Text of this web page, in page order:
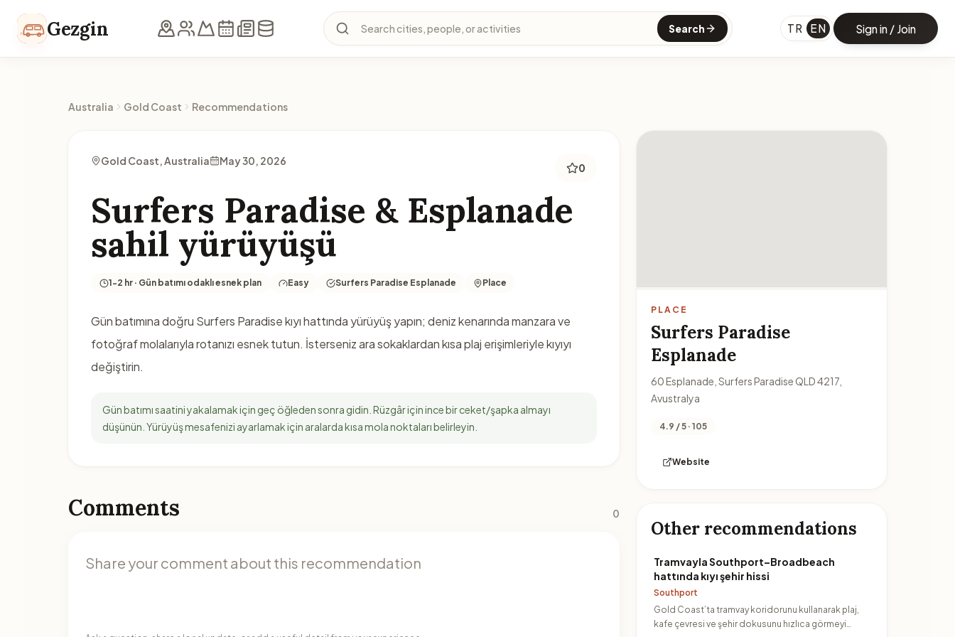
Gezgin Search cities, people, or activities Search TR EN Sign in / Join
Australia Gold Coast Recommendations
Gold Coast, Australia May 30, 2026
0
Surfers Paradise & Esplanade
sahil yürüyüşü
1-2 hr · Gün batımı odaklı esnek plan Easy Surfers Paradise Esplanade Place
Gün batımına doğru Surfers Paradise kıyı hattında yürüyüş yapın; deniz kenarında manzara ve
fotoğraf molalarıyla rotanızı esnek tutun. İsterseniz ara sokaklardan kısa plaj erişimleriyle kıyıyı
değiştirin.
Gün batımı saatini yakalamak için geç öğleden sonra gidin. Rüzgâr için ince bir ceket/şapka almayı
düşünün. Yürüyüş mesafenizi ayarlamak için aralarda kısa mola noktaları belirleyin.
Comments 0
PLACE
Surfers Paradise
Esplanade
60 Esplanade, Surfers Paradise QLD 4217,
Avustralya
4.9 / 5 · 105
Website
Other recommendations
Tramvayla Southport–Broadbeach
hattında kıyı şehir hissi
Southport
Gold Coast’ta tramvay koridorunu kullanarak plaj,
kafe çevresi ve şehir dokusunu hızlıca görmeyi